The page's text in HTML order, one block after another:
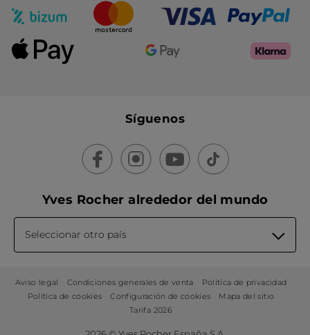
Síguenos
Yves Rocher alrededor del mundo
Seleccionar otro país
Aviso legal Condiciones generales de venta
Política de privacidad
Política de cookies
Configuración de cookies
Mapa del sitio
Tarifa 2026